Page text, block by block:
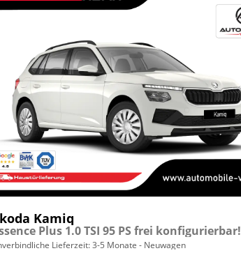
Kamiq
Plus 1.0 TSI 95 PS frei konfigurierbar!
Lieferzeit: 3-5 Monate Neuwagen